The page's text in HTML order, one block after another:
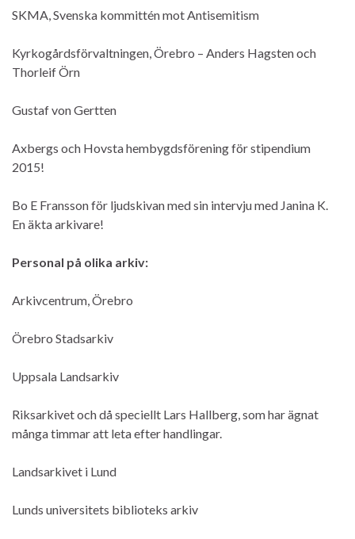
SKMA, Svenska kommittén mot Antisemitism
Kyrkogårdsförvaltningen, Örebro – Anders Hagsten och
Thorleif Örn
Gustaf von Gertten
Axbergs och Hovsta hembygdsförening för stipendium
2015!
Bo E Fransson för ljudskivan med sin intervju med Janina K.
En äkta arkivare!
Personal på olika arkiv:
Arkivcentrum, Örebro
Örebro Stadsarkiv
Uppsala Landsarkiv
Riksarkivet och då speciellt Lars Hallberg, som har ägnat
många timmar att leta efter handlingar.
Landsarkivet i Lund
Lunds universitets biblioteks arkiv